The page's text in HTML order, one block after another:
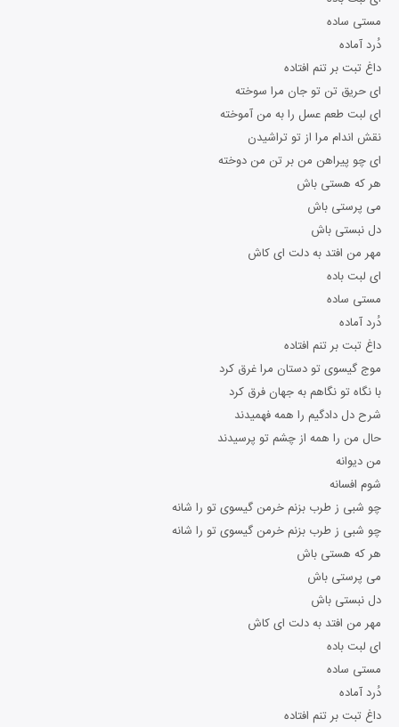
مستی ساده
دُرد آماده
داغ تبت بر تنم افتاده
ای حریق تن تو جان مرا سوخته
ای لبت طعم عسل را به من آموخته
نقش اندام مرا از تو تراشیدن
ای چو پیراهن من بر تن من دوخته
هر که هستی باش
می پرستی باش
دل نبستی باش
مهر من افتد به دلت ای کاش
ای لبت باده
مستی ساده
دُرد آماده
داغ تبت بر تنم افتاده
موج گیسوی تو دستان مرا غرق کرد
با نگاه تو نگاهم به جهان فرق کرد
شرح دل دادگیم را همه فهمیدند
حال من را همه از چشم تو پرسیدند
من دیوانه
شوم افسانه
چو شبی ز طرب بزنم خرمن گیسوی تو را شانه
چو شبی ز طرب بزنم خرمن گیسوی تو را شانه
هر که هستی باش
می پرستی باش
دل نبستی باش
مهر من افتد به دلت ای کاش
ای لبت باده
مستی ساده
دُرد آماده
داغ تبت بر تنم افتاده